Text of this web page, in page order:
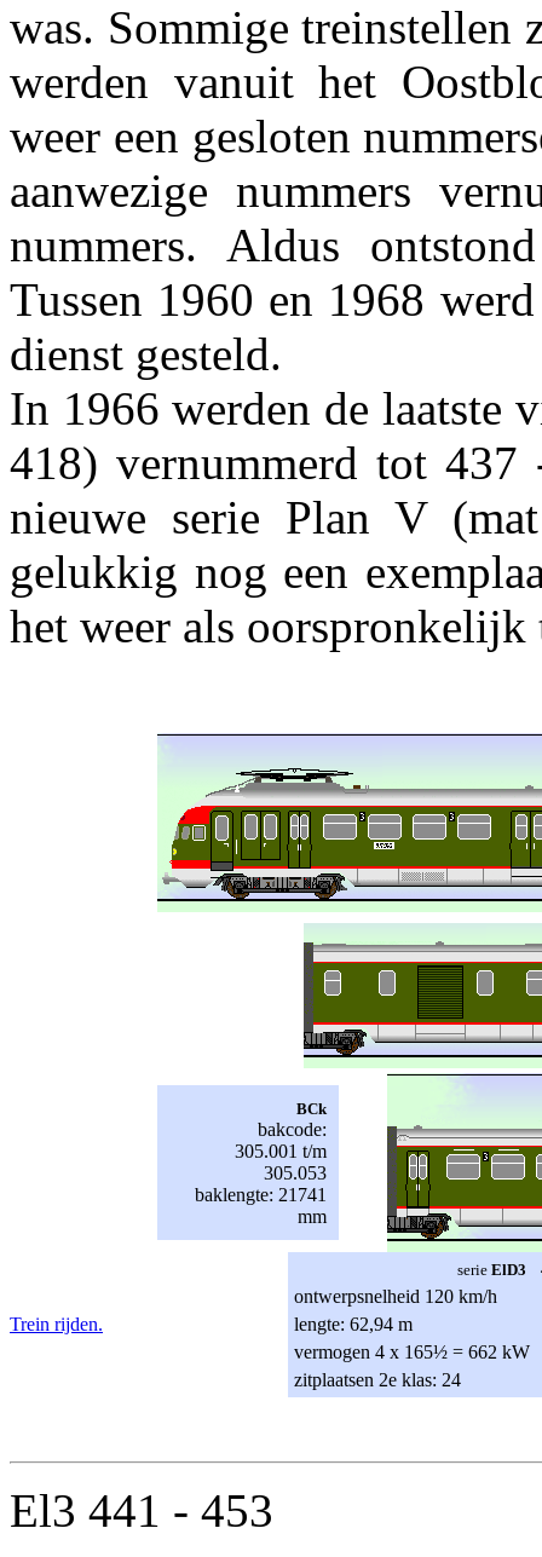
was. Sommige treinstellen
werden vanuit het
weer een gesloten
aanwezige nummers
nummers. Aldus
Tussen 1960 en 1968
dienst gesteld.
In 1966 werden de laatste
418) vernummerd tot 437
nieuwe serie Plan V
gelukkig nog een
het weer als
BCk
bakcode:
305.001 t/m
305.053
baklengte: 21741
mm
Trein rijden.
serie ElD3
ontwerpsnelheid 120 km/h
lengte: 62,94 m
vermogen 4 x 165½ = 662 kW
zitplaatsen 2e klas: 24
El3 441 - 453